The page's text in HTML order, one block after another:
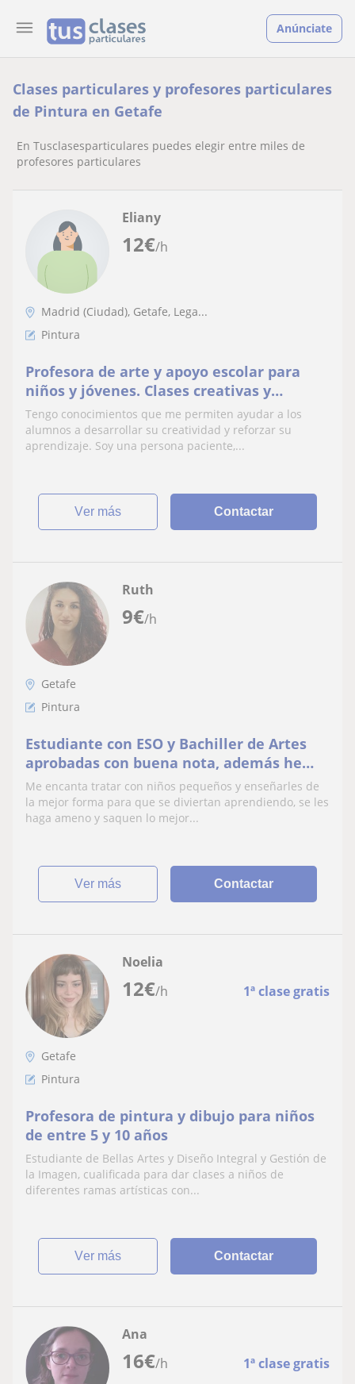
Anúnciate
Clases particulares y profesores particulares
de Pintura en Getafe
En Tusclasesparticulares puedes elegir entre miles de
profesores particulares
12€/h
Eliany
Madrid (Ciudad), Getafe, Lega...
Pintura
Profesora de arte y apoyo escolar para
niños y jóvenes. Clases creativas y
personalizadas adaptadas al nivel de cada
persona.
Tengo conocimientos que me permiten ayudar a los
alumnos a desarrollar su creatividad y reforzar su
aprendizaje. Soy una persona paciente,...
ver más Contactar
9€/h
Ruth
Getafe
Pintura
Estudiante con ESO y Bachiller de Artes
aprobadas con buena nota, además he
trabajado previamente cuidando niños.
Me encanta tratar con niños pequeños y enseñarles de
la mejor forma para que se diviertan aprendiendo, se les
haga ameno y saquen lo mejor...
ver más Contactar
12€/h 1ª clase gratis
Noelia
Getafe
Pintura
Profesora de pintura y dibujo para niños
de entre 5 y 10 años
Estudiante de Bellas Artes y Diseño Integral y Gestión de
la Imagen, cualificada para dar clases a niños de
diferentes ramas artísticas con...
ver más Contactar
16€/h 1ª clase gratis
Ana